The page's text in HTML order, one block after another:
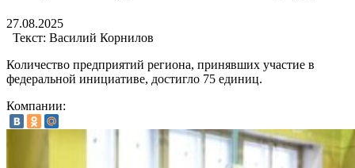
27.08.2025
Текст: Василий Корнилов
Количество предприятий региона, принявших участие в
федеральной инициативе, достигло 75 единиц.
Компании: